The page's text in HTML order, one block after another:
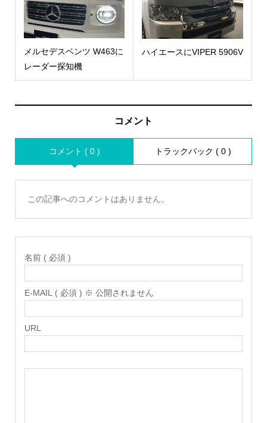
メルセデスベンツ W463に
レーダー探知機
ハイエースにVIPER 5906V
コメント
コメント ( 0 ) トラックバック ( 0 )
この記事へのコメントはありません。
名前 ( 必須 )
E-MAIL ( 必須 ) ※ 公開されません
URL